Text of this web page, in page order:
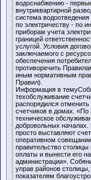
водоснабжению -
внутриквартирной
система
по электричеству - по
приборам учета
границей
услугой. Условия
заключаемого с
обеспечения
противоречить
иным нормативным
Правил).
Информация в
техобслуживание
распорядился
счетчиков в домах. «По
техническое
добровольных
просто выставляют
оперативном
правительство столицы
оплаты и вынести его
администрации».
управ районов
показателям